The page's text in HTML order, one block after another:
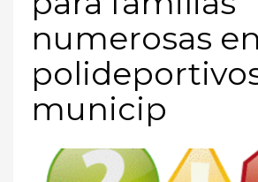
numerosas
municip